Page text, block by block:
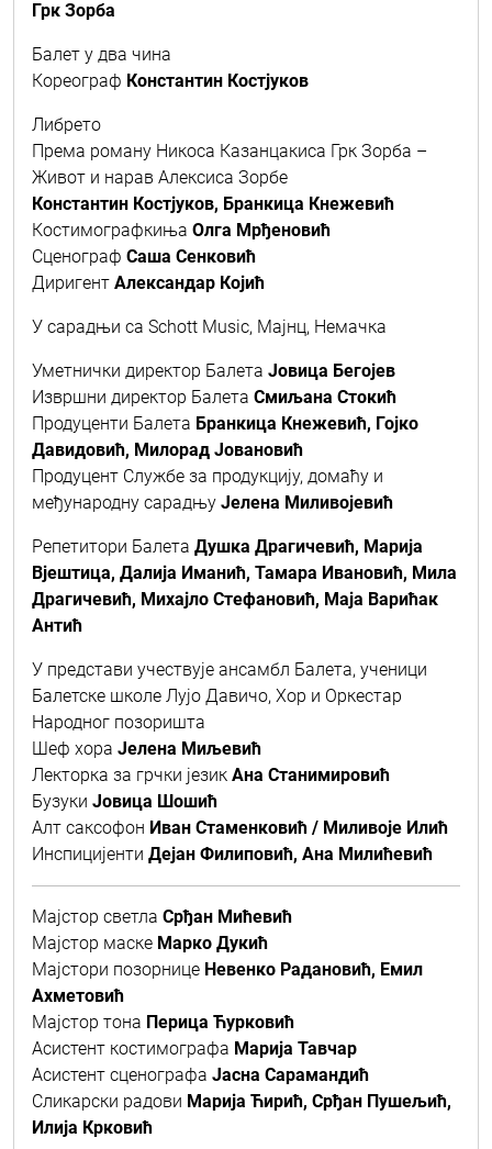
Грк Зорба
Балет у два чина
Кореограф Константин Костјуков
Либрето
Према роману Никоса Казанцакиса Грк Зорба –
Живот и нарав Алексиса Зорбе
Константин Костјуков, Бранкица Кнежевић
Костимографкиња Олга Мрђеновић
Сценограф Саша Сенковић
Диригент Александар Којић
У сарадњи са Schott Music, Maјнц, Немачка
Уметнички директор Балета Јовица Бегојев
Извршни директор Балета Смиљана Стокић
Продуценти Балета Бранкица Кнежевић, Гојко
Давидовић, Милорад Јовановић
Продуцент Службе за продукцију, домаћу и
међународну сарадњу Јелена Миливојевић
Репетитори Балета Душка Драгичевић, Марија
Вјештица, Далија Иманић, Тамара Ивановић, Мила
Драгичевић, Михајло Стефановић, Маја Варићак
Антић
У представи учествује ансамбл Балета, ученици
Балетске школе Лујо Давичо, Хор и Оркестар
Народног позоришта
Шеф хора Јелена Миљевић
Лекторка за грчки језик Ана Станимировић
Бузуки Јовица Шошић
Алт саксофон Иван Стаменковић / Миливоје Илић
Инспицијенти Дејан Филиповић, Ана Милићевић
Мајстор светла Срђан Мићевић
Мајстор маске Марко Дукић
Мајстори позорнице Невенко Радановић, Емил
Ахметовић
Мајстор тона Перица Ћурковић
Асистент костимографа Марија Тавчар
Асистент сценографа Јасна Сарамандић
Сликарски радови Марија Ћирић, Срђан Пушељић,
Илија Крковић